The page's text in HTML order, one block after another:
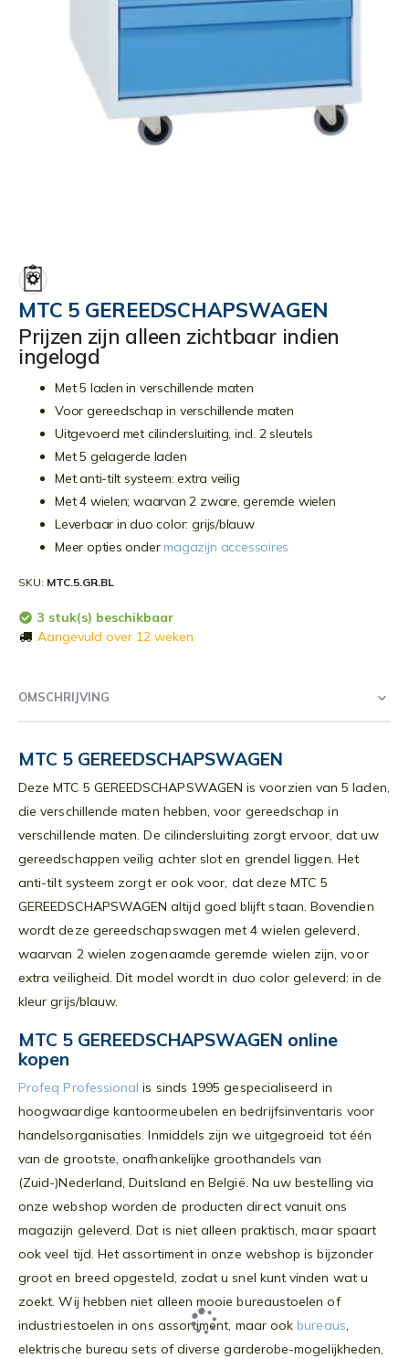
het
begin
van
de
afbeeldingen-
gallerij
MTC 5 GEREEDSCHAPSWAGEN
Prijzen zijn alleen zichtbaar indien
ingelogd
Met 5 laden in verschillende maten
Voor gereedschap in verschillende maten
Uitgevoerd met cilindersluiting, incl. 2 sleutels
Met 5 gelagerde laden
Met anti-tilt systeem: extra veilig
Met 4 wielen; waarvan 2 zware, geremde wielen
Leverbaar in duo color: grijs/blauw
Meer opties ondermagazijn accessoires
SKU MTC.5.GR.BL
3 stuk(s) beschikbaar
Aangevuld over 12 weken
OMSCHRIJVING
MTC 5 GEREEDSCHAPSWAGEN
Deze MTC 5 GEREEDSCHAPSWAGEN is voorzien van 5 laden,
die verschillende maten hebben, voor gereedschap in
verschillende maten. De cilindersluiting zorgt ervoor, dat uw
gereedschappen veilig achter slot en grendel liggen. Het
anti-tilt systeem zorgt er ook voor, dat deze MTC 5
GEREEDSCHAPSWAGEN altijd goed blijft staan. Bovendien
wordt deze gereedschapswagen met 4 wielen geleverd,
waarvan 2 wielen zogenaamde geremde wielen zijn, voor
extra veiligheid. Dit model wordt in duo color geleverd: in de
kleur grijs/blauw.
MTC 5 GEREEDSCHAPSWAGEN online
kopen
Profeq Professional is sinds 1995 gespecialiseerd in
hoogwaardige kantoormeubelen en bedrijfsinventaris voor
handelsorganisaties. Inmiddels zijn we uitgegroeid tot één
van de grootste, onafhankelijke groothandels van
(Zuid-)Nederland, Duitsland en België. Na uw bestelling via
onze webshop worden de producten direct vanuit ons
magazijn geleverd. Dat is niet alleen praktisch, maar spaart
ook veel tijd. Het assortiment in onze webshop is bijzonder
groot en breed opgesteld, zodat u snel kunt vinden wat u
zoekt. Wij hebben niet alleen mooie bureaustoelen of
industriestoelen in ons assortiment, maar ook bureaus,
elektrische bureau sets of diverse garderobe-mogelijkheden,